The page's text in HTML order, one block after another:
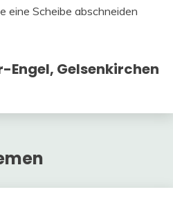
eine Scheibe abschneiden
Engel, Gelsenkirchen